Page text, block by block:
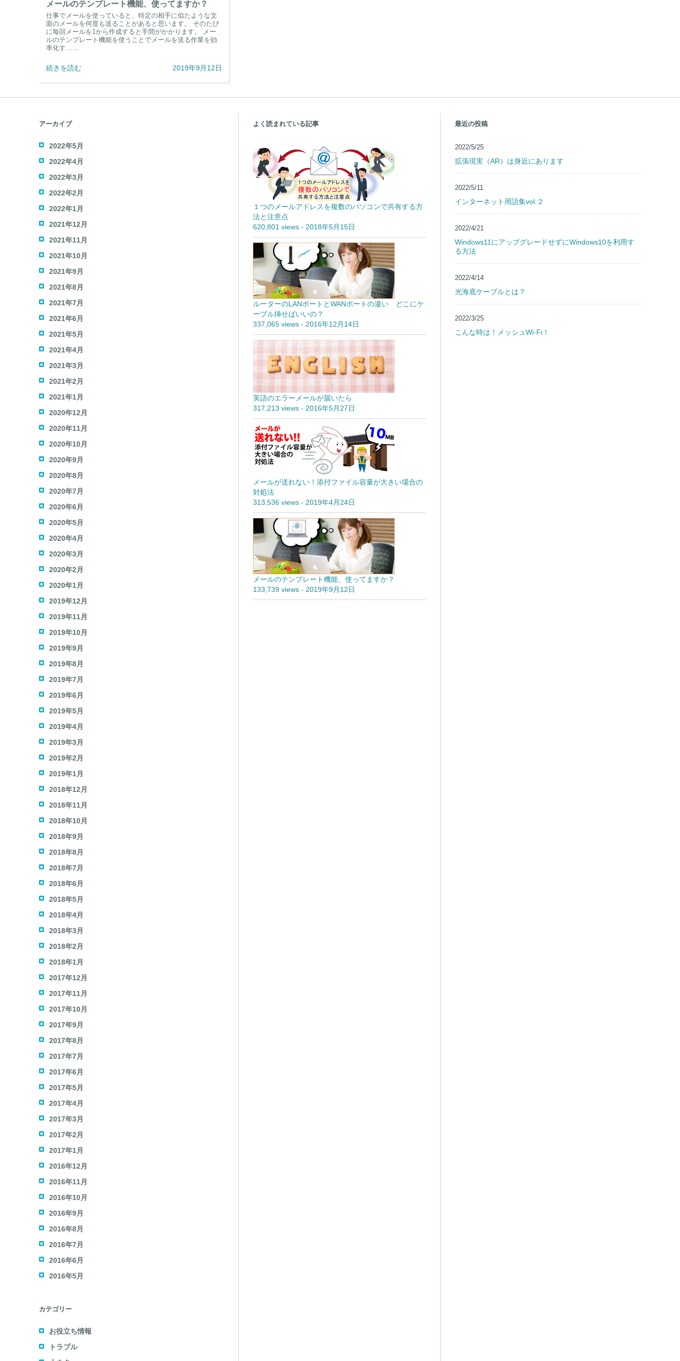
メールのテンプレート機能、使ってますか？
仕事でメールを使っていると、特定の相手に似たような文
面のメールを何度も送ることがあると思います。 そのたび
に毎回メールを1から作成すると手間がかかります。 メー
ルのテンプレート機能を使うことでメールを送る作業を効
率化す……
続きを読む 2019年9月12日
アーカイブ
2022年5月
2022年4月
2022年3月
2022年2月
2022年1月
2021年12月
2021年11月
2021年10月
2021年9月
2021年8月
2021年7月
2021年6月
2021年5月
2021年4月
2021年3月
2021年2月
2021年1月
2020年12月
2020年11月
2020年10月
2020年9月
2020年8月
2020年7月
2020年6月
2020年5月
2020年4月
2020年3月
2020年2月
2020年1月
2019年12月
2019年11月
2019年10月
2019年9月
2019年8月
2019年7月
2019年6月
2019年5月
2019年4月
2019年3月
2019年2月
2019年1月
2018年12月
2018年11月
2018年10月
2018年9月
2018年8月
2018年7月
2018年6月
2018年5月
2018年4月
2018年3月
2018年2月
2018年1月
2017年12月
2017年11月
2017年10月
2017年9月
2017年8月
2017年7月
2017年6月
2017年5月
2017年4月
2017年3月
2017年2月
2017年1月
2016年12月
2016年11月
2016年10月
2016年9月
2016年8月
2016年7月
2016年6月
2016年5月
カテゴリー
お役立ち情報
トラブル
よく読まれている記事
１つのメールアドレスを複数のパソコンで共有する方
法と注意点
620,801 views- 2018年5月15日
ルーターのLANポートとWANポートの違い どこにケ
ーブル挿せばいいの？
337,065 views- 2016年12月14日
英語のエラーメールが届いたら
317,213 views- 2016年5月27日
メールが送れない！添付ファイル容量が大きい場合の
対処法
313,536 views- 2019年4月24日
メールのテンプレート機能、使ってますか？
133,739 views- 2019年9月12日
最近の投稿
2022/5/25
拡張現実（AR）は身近にあります
2022/5/11
インターネット用語集vol.２
2022/4/21
Windows11にアップグレードせずにWindows10を利用す
る方法
2022/4/14
光海底ケーブルとは？
2022/3/25
こんな時は！メッシュWi-Fi！